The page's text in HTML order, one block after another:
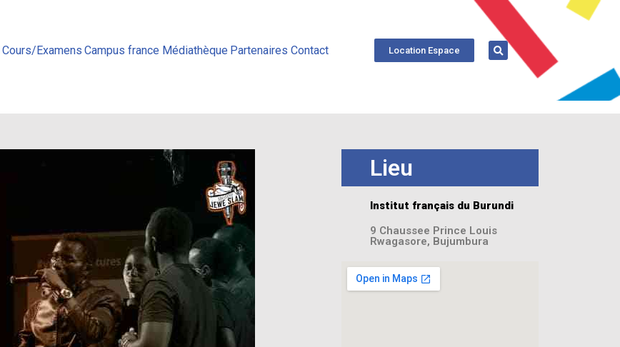
Cours/Examens Campus france Médiathèque Partenaires Contact Location Espace
Lieu
Institut français du Burundi
9 Chaussee Prince Louis
Rwagasore, Bujumbura